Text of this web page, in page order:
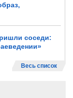
соседи:
Весь список